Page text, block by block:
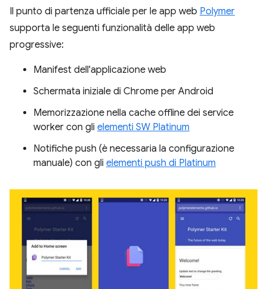
Il punto di partenza ufficiale per le app web Polymer
supporta le seguenti funzionalità delle app web
progressive:
Manifest dell'applicazione web
Schermata iniziale di Chrome per Android
Memorizzazione nella cache offline dei service
worker con gli elementi SW Platinum
Notifiche push (è necessaria la configurazione
manuale) con gli elementi push di Platinum